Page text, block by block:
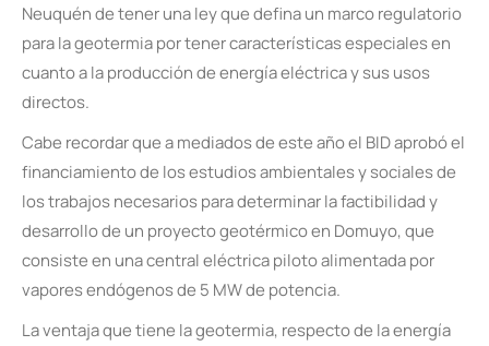
Neuquén de tener una ley que defina un marco regulatorio
para la geotermia por tener características especiales en
cuanto a la producción de energía eléctrica y sus usos
directos.
Cabe recordar que a mediados de este año el BID aprobó el
financiamiento de los estudios ambientales y sociales de
los trabajos necesarios para determinar la factibilidad y
desarrollo de un proyecto geotérmico en Domuyo, que
consiste en una central eléctrica piloto alimentada por
vapores endógenos de 5 MW de potencia.
La ventaja que tiene la geotermia, respecto de la energía